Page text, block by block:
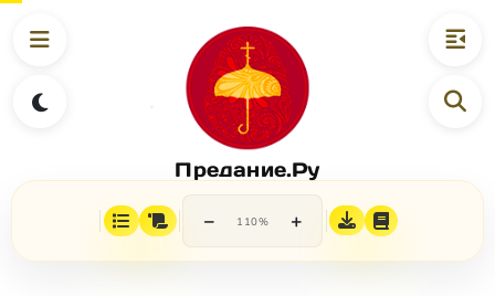
Предание.Ру
− 110% +